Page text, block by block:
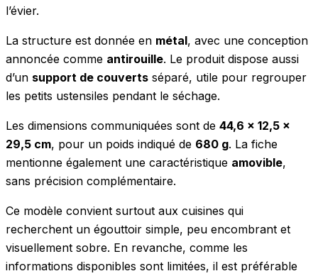
l’évier.
La structure est donnée en métal, avec une conception
annoncée comme antirouille. Le produit dispose aussi
d’un support de couverts séparé, utile pour regrouper
les petits ustensiles pendant le séchage.
Les dimensions communiquées sont de 44,6 x 12,5 x
29,5 cm, pour un poids indiqué de 680 g. La fiche
mentionne également une caractéristique amovible,
sans précision complémentaire.
Ce modèle convient surtout aux cuisines qui
recherchent un égouttoir simple, peu encombrant et
visuellement sobre. En revanche, comme les
informations disponibles sont limitées, il est préférable